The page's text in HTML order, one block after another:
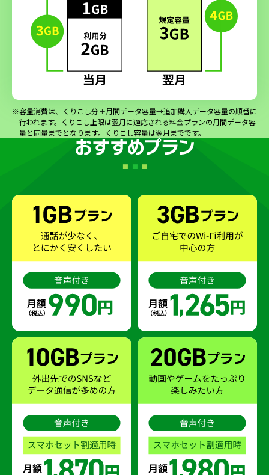
※容量消費は、くりこし分＋月間データ容量→追加購入データ容量の順番に
行われます。くりこし上限は翌月に適応される料金プランの月間データ容
量と同量までとなります。くりこし容量は翌月までです。